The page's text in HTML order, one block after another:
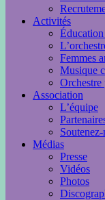
Activités
Femmes
Musique
Association
L’équipe
Médias
Presse
Vidéos
Photos